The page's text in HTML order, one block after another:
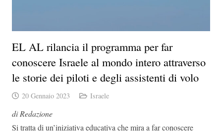
EL AL rilancia il programma per far
conoscere Israele al mondo intero attraverso
le storie dei piloti e degli assistenti di volo
20 Gennaio 2023 Israele
di Redazione
Si tratta di un’iniziativa educativa che mira a far conoscere